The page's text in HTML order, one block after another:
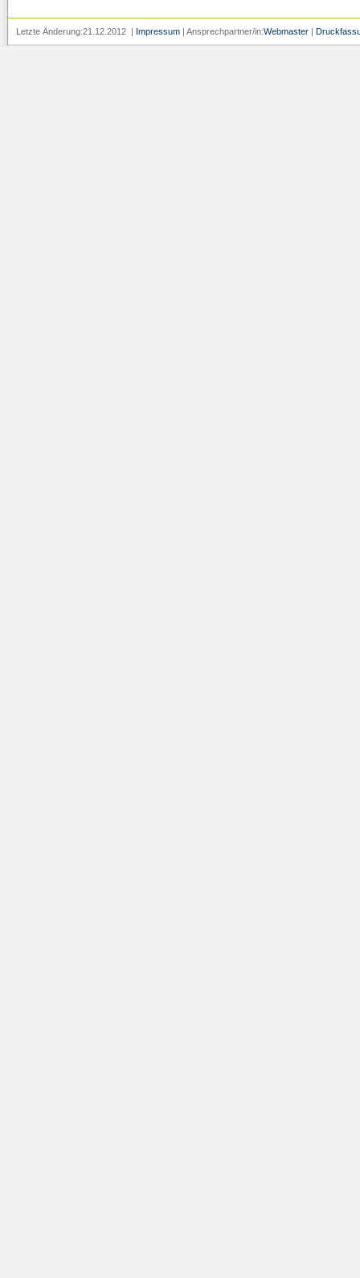
Letzte Änderung:21.12.2012 | Impressum | Ansprechpartner/in:Webmaster